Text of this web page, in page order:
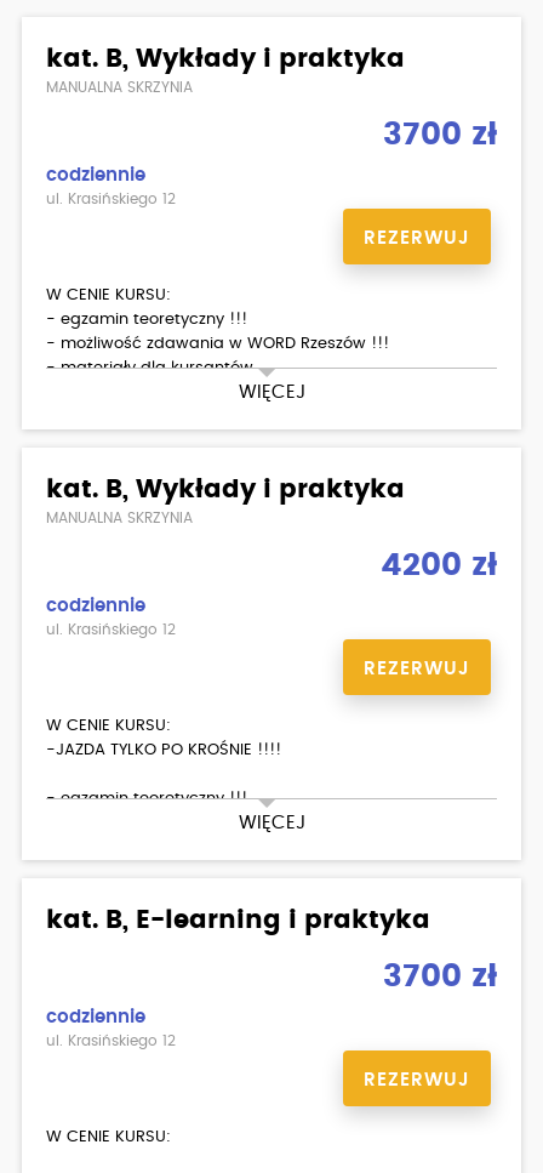
kat. B, Wykłady i praktyka
MANUALNA SKRZYNIA
3700 zł
codziennie
ul. Krasińskiego 12
REZERWUJ
WIĘCEJ
W CENIE KURSU:
- egzamin teoretyczny !!!
- możliwość zdawania w WORD Rzeszów !!!
- materiały dla kursantów
- egzamin wewnętrzny teoria/ praktyka
kat. B, Wykłady i praktyka
MANUALNA SKRZYNIA
4200 zł
codziennie
ul. Krasińskiego 12
REZERWUJ
WIĘCEJ
W CENIE KURSU:
-JAZDA TYLKO PO KROŚNIE !!!!
- egzamin teoretyczny !!!
badania lekarskie 200zł
kat. B, E-learning i praktyka
3700 zł
codziennie
ul. Krasińskiego 12
REZERWUJ
W CENIE KURSU: